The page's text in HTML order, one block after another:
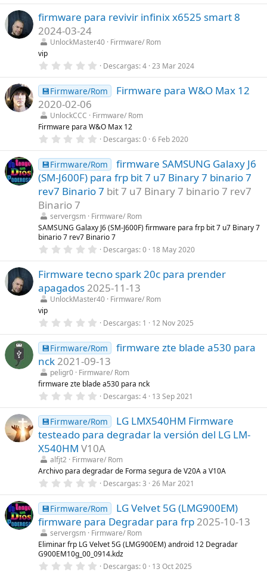
l
l
a
s
)
0
0
e
t
l
a
(
s
firmware para revivir infinix x6525 smart 8
2024-03-24
UnlockMaster40 Firmware/ Rom
vip
0
0
0
e
t
r
e
l
a
(
s
)
Descargas 4 23 Mar 2024
💾Firmware/Rom
Firmware para W&O Max 12
2020-02-06
UnlockCCC
Firmware/ Rom
Firmware para W&O Max 12
0
0
0
e
s
t
r
l
l
a
(
s
Descargas 0 6 Feb 2020
💾Firmware/Rom
firmware SAMSUNG Galaxy J6
(SM-J600F) para frp bit 7 u7 Binary 7 binario 7
rev7 Binario 7 bit 7 u7 Binary 7 binario 7 rev7
Binario 7
servergsm Firmware/ Rom
SAMSUNG Galaxy J6 (SM-J600F) firmware para frp bit 7 u7 Binary 7
binario 7 rev7 Binario 7
0
0
0
e
s
t
l
a
(
s
)
Descargas 0 18 May 2020
Firmware tecno spark 20c para prender
apagados 2025-11-13
UnlockMaster40 Firmware/ Rom
vip
0
0
0
e
s
t
r
e
l
a
(
s
)
Descargas 1 12 Nov 2025
💾Firmware/Rom
firmware zte blade a530 para
nck 2021-09-13
peligr0 Firmware/ Rom
firmware zte blade a530 para nck
0
0
0
e
s
t
r
e
l
a
(
s
)
Descargas 4 13 Sep 2021
💾Firmware/Rom
LG LMX540HM Firmware
testeado para degradar la versión del LG LM-
X540HM V10A
alfjt2 Firmware/ Rom
Archivo para degradar de Forma segura de V20A a V10A
0
0
0
e
s
t
r
e
l
Descargas 3 26 Mar 2021
💾Firmware/Rom
LG Velvet 5G (LMG900EM)
firmware para Degradar para frp 2025-10-13
servergsm Firmware/ Rom
Eliminar frp LG Velvet 5G (LMG900EM) android 12 Degradar
G900EM10g_00_0914.kdz
0 Descargas 0 13 Oct 2025